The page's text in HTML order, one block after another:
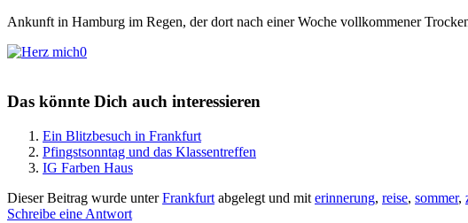
Ankunft in Hamburg im Regen, der dort nach einer Woche vollkommener
0
Das könnte Dich auch interessieren
Ein Blitzbesuch in Frankfurt
Pfingstsonntag und das Klassentreffen
IG Farben Haus
Dieser Beitrag wurde unterFrankfurt abgelegt und mit erinnerung, reise, sommer,
Schreibe eine Antwort